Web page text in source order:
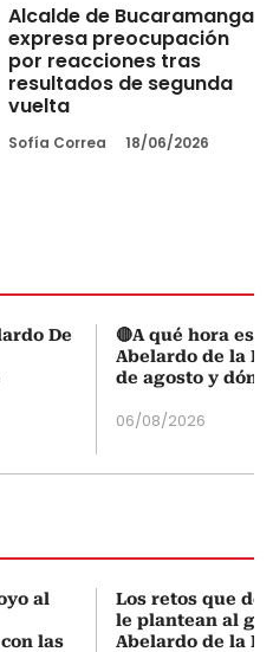
Alcalde de Bucaramanga
expresa preocupación
por reacciones tras
resultados de segunda
vuelta
Sofía Correa 18/06/2026
De
🔴A qué hora es
Abelardo de la
de agosto y
06/08/2026
al
las
Los retos que
le plantean al
Abelardo de la